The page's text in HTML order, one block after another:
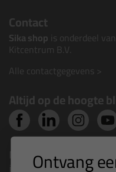
Contact
Sika shop is onderdeel van
Kitcentrum B.V.
Alle contactgegevens >
Altijd op de hoogte
Nieuws, tips en
Ontvang